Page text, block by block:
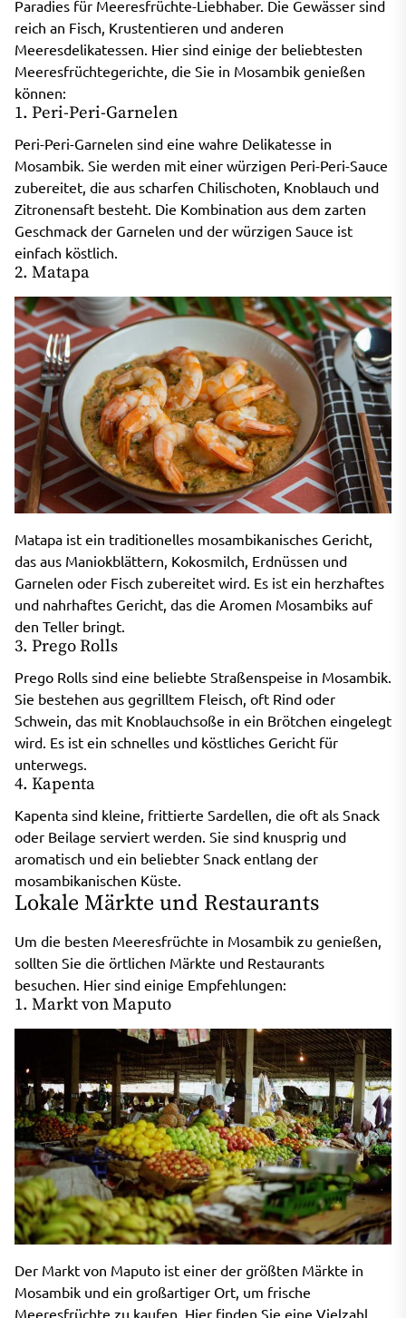
Paradies für Meeresfrüchte-Liebhaber. Die Gewässer sind
reich an Fisch, Krustentieren und anderen
Meeresdelikatessen. Hier sind einige der beliebtesten
Meeresfrüchtegerichte, die Sie in Mosambik genießen
können:
1. Peri-Peri-Garnelen
Peri-Peri-Garnelen sind eine wahre Delikatesse in
Mosambik. Sie werden mit einer würzigen Peri-Peri-Sauce
zubereitet, die aus scharfen Chilischoten, Knoblauch und
Zitronensaft besteht. Die Kombination aus dem zarten
Geschmack der Garnelen und der würzigen Sauce ist
einfach köstlich.
2. Matapa
Matapa ist ein traditionelles mosambikanisches Gericht,
das aus Maniokblättern, Kokosmilch, Erdnüssen und
Garnelen oder Fisch zubereitet wird. Es ist ein herzhaftes
und nahrhaftes Gericht, das die Aromen Mosambiks auf
den Teller bringt.
3. Prego Rolls
Prego Rolls sind eine beliebte Straßenspeise in Mosambik.
Sie bestehen aus gegrilltem Fleisch, oft Rind oder
Schwein, das mit Knoblauchsoße in ein Brötchen eingelegt
wird. Es ist ein schnelles und köstliches Gericht für
unterwegs.
4. Kapenta
Kapenta sind kleine, frittierte Sardellen, die oft als Snack
oder Beilage serviert werden. Sie sind knusprig und
aromatisch und ein beliebter Snack entlang der
mosambikanischen Küste.
Lokale Märkte und Restaurants
Um die besten Meeresfrüchte in Mosambik zu genießen,
sollten Sie die örtlichen Märkte und Restaurants
besuchen. Hier sind einige Empfehlungen:
1. Markt von Maputo
Der Markt von Maputo ist einer der größten Märkte in
Mosambik und ein großartiger Ort, um frische
Meeresfrüchte zu kaufen. Hier finden Sie eine Vielzahl